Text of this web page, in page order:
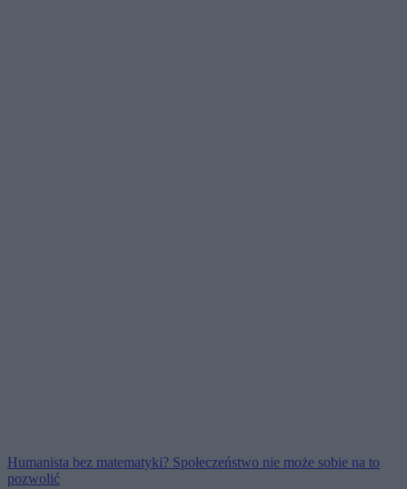
Humanista bez matematyki? Społeczeństwo nie może sobie na to
pozwolić